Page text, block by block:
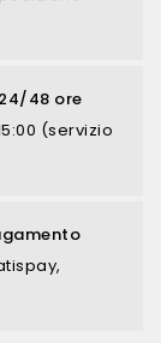
48 ore
(servizio